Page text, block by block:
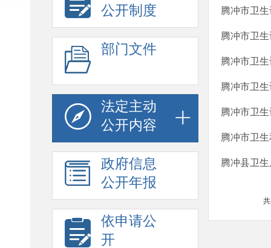
公开制度
部门文件
法定主动
公开内容
政府信息
公开年报
依申请公
开
腾冲市卫
腾冲市卫
腾冲市卫
腾冲市卫
腾冲市卫
腾冲市卫
腾冲县卫